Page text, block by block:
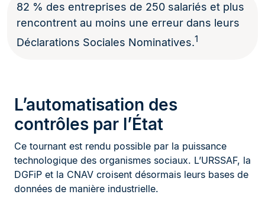
82 % des entreprises de 250 salariés et plus
rencontrent au moins une erreur dans leurs
Déclarations Sociales Nominatives.1
L’automatisation des
contrôles par l’État
Ce tournant est rendu possible par la puissance
technologique des organismes sociaux. L’URSSAF, la
DGFiP et la CNAV croisent désormais leurs bases de
données de manière industrielle.